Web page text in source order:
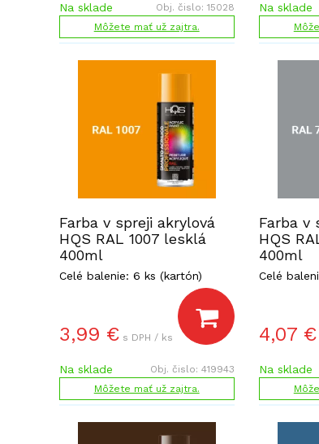
Na sklade Obj. čislo: 15028
Môžete mať už zajtra.
Na sklade
Farba v spreji akrylová
HQS RAL 1007 lesklá
400ml
Celé balenie: 6 ks (kartón)
3,99 € s DPH / ks
Na sklade Obj. čislo: 419943
Môžete mať už zajtra.
Farba v
HQS
400ml
Celé
4,07 €
Na sklade